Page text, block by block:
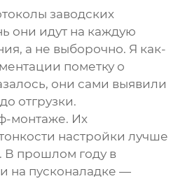
заводских
они идут на каждую
а не выборочно. Я как-
пометку о
они сами выявили
отгрузки.
монтаже. Их
настройки лучше
В прошлом году в
на пусконаладке —